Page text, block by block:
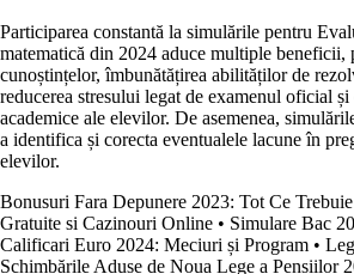
Participarea constantă la simulările pentru
matematică din 2024 aduce multiple beneficii,
cunoștințelor, îmbunătățirea abilităților de
reducerea stresului legat de examenul oficial
academice ale elevilor. De asemenea,
a identifica și corecta eventualele lacune în
elevilor.
Bonusuri Fara Depunere 2023: Tot Ce
Gratuite si Cazinouri Online • Simulare Bac
Calificari Euro 2024: Meciuri și Program •
Schimbările Aduse de Noua Lege a Pensiilor